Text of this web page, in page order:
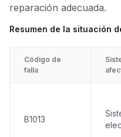
reparación adecuada.
Resumen de la situación
Código de
falla
B1013